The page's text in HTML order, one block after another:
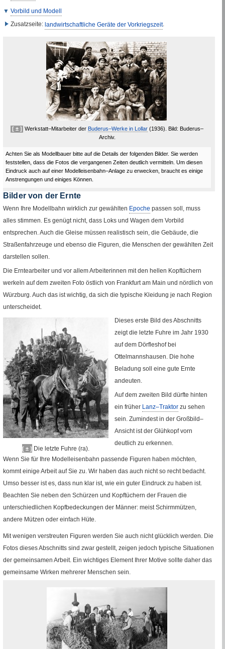
Vorbild und Modell
Zusatzseite: landwirtschaftliche Geräte der Vorkriegszeit.
[ ± ] Werkstatt–Mitarbeiter der Buderus–Werke in Lollar (1936). Bild: Buderus–
Archiv.
Achten Sie als Modellbauer bitte auf die Details der folgenden Bilder. Sie werden
feststellen, dass die Fotos die vergangenen Zeiten deutlich vermitteln. Um diesen
Eindruck auch auf einer Modelleisenbahn–Anlage zu erwecken, braucht es einige
Anstrengungen und einiges Können.
Bilder von der Ernte
Wenn Ihre Modellbahn wirklich zur gewählten Epoche passen soll, muss
alles stimmen. Es genügt nicht, dass Loks und Wagen dem Vorbild
entsprechen. Auch die Gleise müssen realistisch sein, die Gebäude, die
Straßenfahrzeuge und ebenso die Figuren, die Menschen der gewählten Zeit
darstellen sollen.
Die Erntearbeiter und vor allem Arbeiterinnen mit den hellen Kopftüchern
werkeln auf dem zweiten Foto östlich von Frankfurt am Main und nördlich von
Würzburg. Auch das ist wichtig, da sich die typische Kleidung je nach Region
unterscheidet.
[ ± ] Die letzte Fuhre (ra).
Dieses erste Bild des Abschnitts
zeigt die letzte Fuhre im Jahr 1930
auf dem Dörfleshof bei
Ottelmannshausen. Die hohe
Beladung soll eine gute Ernte
andeuten.
Auf dem zweiten Bild dürfte hinten
ein früher Lanz–Traktor zu sehen
sein. Zumindest in der Großbild–
Ansicht ist der Glühkopf vorn
deutlich zu erkennen.
Wenn Sie für Ihre Modelleisenbahn passende Figuren haben möchten,
kommt einige Arbeit auf Sie zu. Wir haben das auch nicht so recht bedacht.
Umso besser ist es, dass nun klar ist, wie ein guter Eindruck zu haben ist.
Beachten Sie neben den Schürzen und Kopftüchern der Frauen die
unterschiedlichen Kopfbedeckungen der Männer: meist Schirmmützen,
andere Mützen oder einfach Hüte.
Mit wenigen verstreuten Figuren werden Sie auch nicht glücklich werden. Die
Fotos dieses Abschnitts sind zwar gestellt, zeigen jedoch typische Situationen
der gemeinsamen Arbeit. Ein wichtiges Element Ihrer Motive sollte daher das
gemeinsame Wirken mehrerer Menschen sein.